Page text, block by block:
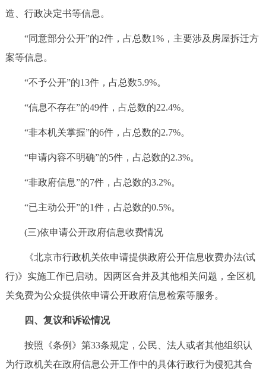
造、行政决定书等信息。
“同意部分公开”的2件，占总数1%，主要涉及房屋拆迁方
案等信息。
“不予公开”的13件，占总数5.9%。
“信息不存在”的49件，占总数的22.4%。
“非本机关掌握”的6件，占总数的2.7%。
“申请内容不明确”的5件，占总数的2.3%。
“非政府信息”的7件，占总数的3.2%。
“已主动公开”的1件，占总数的0.5%。
(三)依申请公开政府信息收费情况
《北京市行政机关依申请提供政府公开信息收费办法(试
行)》实施工作已启动。因两区合并及其他相关问题，全区机
关免费为公众提供依申请公开政府信息检索等服务。
四、复议和诉讼情况
按照《条例》第33条规定，公民、法人或者其他组织认
为行政机关在政府信息公开工作中的具体行政行为侵犯其合